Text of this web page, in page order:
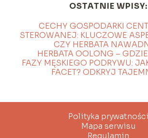
OSTATNIE WPISY:
CECHY GOSPODARKI
STEROWANEJ: KLUCZOWE
CZY HERBATA
HERBATA OOLONG –
FAZY MĘSKIEGO PODRYWU:
FACET? ODKRYJ
Polityka prywatności
Mapa serwisu
Regulamin